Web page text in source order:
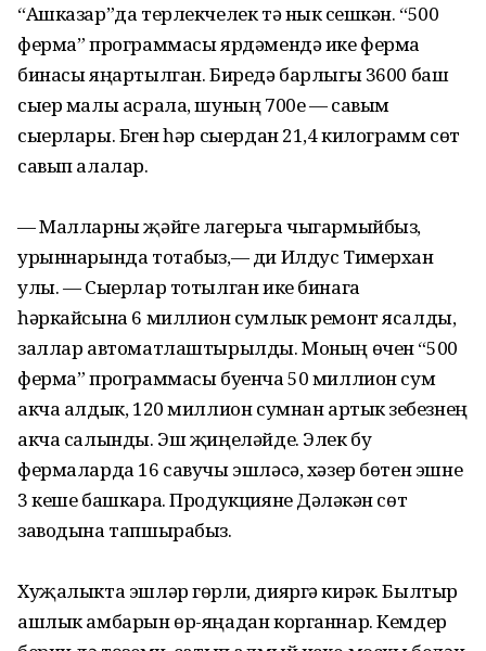
“Ашказар”да терлекчелек тә нык үсешкән. “500
ферма” программасы ярдәмендә ике ферма
бинасы яңартылган. Биредә барлыгы 3600 баш
сыер малы асрала, шуның 700е — савым
сыерлары. Бүген һәр сыердан 21,4 килограмм сөт
савып алалар.
— Малларны җәйге лагерьга чыгармыйбыз,
урыннарында тотабыз,— ди Илдус Тимерхан
улы. — Сыерлар тотылган ике бинага
һәркайсына 6 миллион сумлык ремонт ясалды,
заллар автоматлаштырылды. Моның өчен “500
ферма” программасы буенча 50 миллион сум
акча алдык, 120 миллион сумнан артык үзебезнең
акча салынды. Эш җиңеләйде. Элек бу
фермаларда 16 савучы эшләсә, хәзер бөтен эшне
3 кеше башкара. Продукцияне Дәүләкән сөт
заводына тапшырабыз.
Хуҗалыкта эшләр гөрли, дияргә кирәк. Былтыр
ашлык амбарын өр-яңадан корганнар. Кемдер